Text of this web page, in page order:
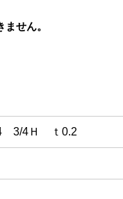
せん。
3/4Ｈ ｔ0.2